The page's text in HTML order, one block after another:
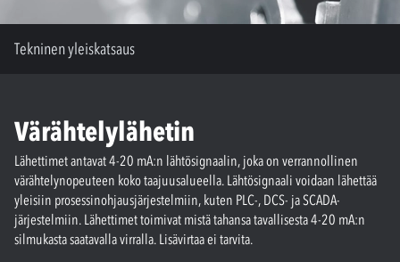
Tekninen yleiskatsaus
Värähtelylähetin
Lähettimet antavat 4-20 mA:n lähtösignaalin, joka on verrannollinen
värähtelynopeuteen koko taajuusalueella. Lähtösignaali voidaan lähettää
yleisiin prosessinohjausjärjestelmiin, kuten PLC-, DCS- ja SCADA-
järjestelmiin. Lähettimet toimivat mistä tahansa tavallisesta 4-20 mA:n
silmukasta saatavalla virralla. Lisävirtaa ei tarvita.